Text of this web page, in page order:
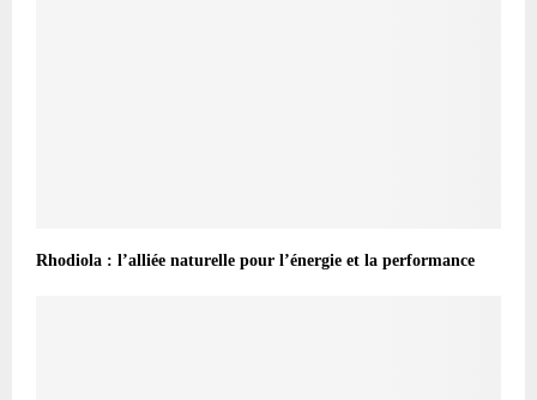
Rhodiola : l’alliée naturelle pour l’énergie et la performance